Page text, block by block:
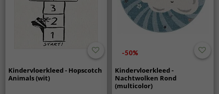
Kindervloerkleed - Hopscotch
Animals (wit)
-50%
Kindervloerkleed -
Nachtwolken Rond
(multicolor)